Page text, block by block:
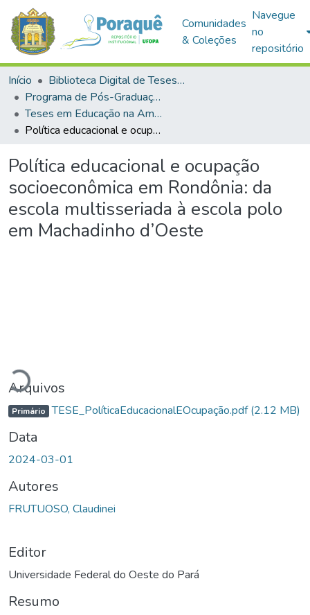
Comunidades
& Coleções
Navegue
no
repositório
Início
Biblioteca Digital de Teses e Dissertações (BDTD)
Programa de Pós-Graduação em Educação na Amazônia (PPGEDA)
Teses em Educação na Amazônia (Doutorado)
Política educacional e ocupação socioeconômica em Rondônia: da escola multisseriada à escola polo em Machadinho d’Oeste
Política educacional e ocupação
socioeconômica em Rondônia: da
escola multisseriada à escola polo
em Machadinho d’Oeste
Carregando...
Arquivos
Primário TESE_PolíticaEducacionalEOcupação.pdf(2.12 MB)
Data
2024-03-01
Autores
FRUTUOSO, Claudinei
Editor
Universidade Federal do Oeste do Pará
Resumo